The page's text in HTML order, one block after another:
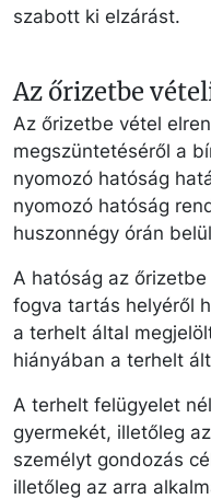
szabott ki elzárást.
Az őrizetbe
Az őrizetbe vétel
megszüntetéséről a
nyomozó hatóság
nyomozó hatóság
huszonnégy órán
A hatóság az
fogva tartás helyéről
a terhelt által
hiányában a terhelt
A terhelt felügyelet
gyermekét, illetőleg
személyt gondozás
illetőleg az arra